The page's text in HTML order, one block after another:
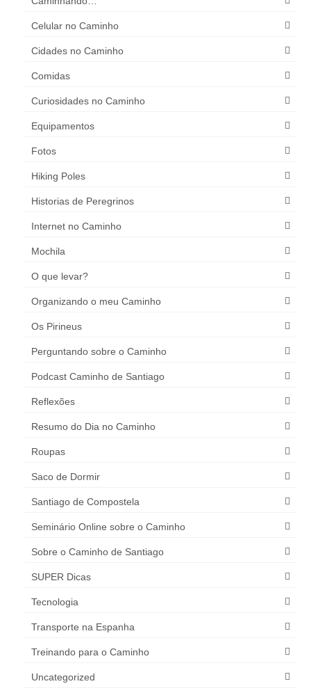
Celular no Caminho
Cidades no Caminho
Comidas
Curiosidades no Caminho
Equipamentos
Fotos
Hiking Poles
Historias de Peregrinos
Internet no Caminho
Mochila
O que levar?
Organizando o meu Caminho
Os Pirineus
Perguntando sobre o Caminho
Podcast Caminho de Santiago
Reflexões
Resumo do Dia no Caminho
Roupas
Saco de Dormir
Santiago de Compostela
Seminário Online sobre o Caminho
Sobre o Caminho de Santiago
SUPER Dicas
Tecnologia
Transporte na Espanha
Treinando para o Caminho
Uncategorized